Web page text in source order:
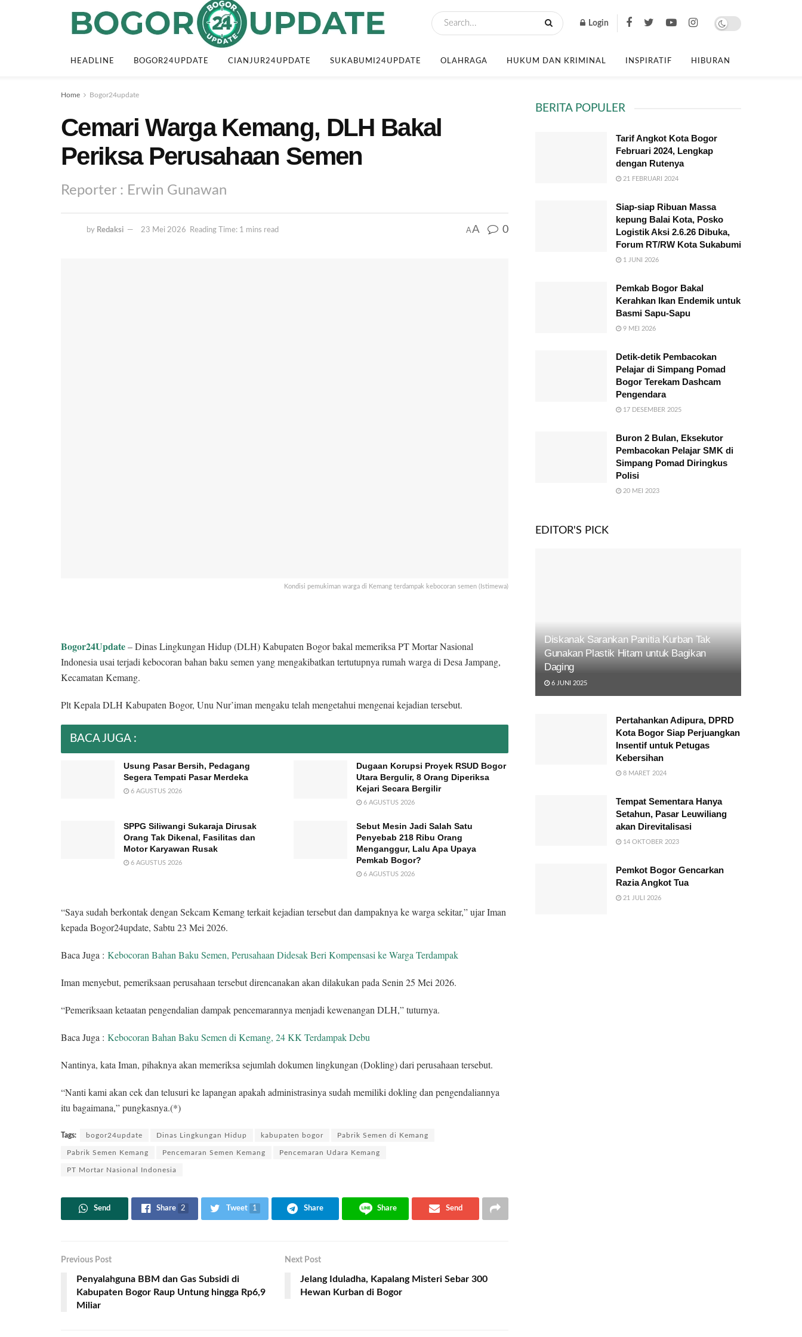
Login
HEADLINE BOGOR24UPDATE CIANJUR24UPDATE SUKABUMI24UPDATE OLAHRAGA HUKUM DAN KRIMINAL INSPIRATIF HIBURAN
Home Bogor24update
Cemari Warga Kemang, DLH Bakal
Periksa Perusahaan Semen
Reporter : Erwin Gunawan
by Redaksi 23 Mei 2026 Reading Time: 1 mins read AA 0
Kondisi pemukiman warga di Kemang terdampak kebocoran semen (Istimewa)
Bogor24Update– Dinas Lingkungan Hidup (DLH) Kabupaten Bogor bakal memeriksa PT Mortar Nasional
Indonesia usai terjadi kebocoran bahan baku semen yang mengakibatkan tertutupnya rumah warga di Desa Jampang,
Kecamatan Kemang.
Plt Kepala DLH Kabupaten Bogor, Unu Nur’iman mengaku telah mengetahui mengenai kejadian tersebut.
BACA JUGA :
Usung Pasar Bersih, Pedagang
Segera Tempati Pasar Merdeka
6 AGUSTUS 2026
Dugaan Korupsi Proyek RSUD Bogor
Utara Bergulir, 8 Orang Diperiksa
Kejari Secara Bergilir
6 AGUSTUS 2026
SPPG Siliwangi Sukaraja Dirusak
Orang Tak Dikenal, Fasilitas dan
Motor Karyawan Rusak
6 AGUSTUS 2026
Sebut Mesin Jadi Salah Satu
Penyebab 218 Ribu Orang
Menganggur, Lalu Apa Upaya
Pemkab Bogor?
6 AGUSTUS 2026
“Saya sudah berkontak dengan Sekcam Kemang terkait kejadian tersebut dan dampaknya ke warga sekitar,” ujar Iman
kepada Bogor24update, Sabtu 23 Mei 2026.
Baca Juga : Kebocoran Bahan Baku Semen, Perusahaan Didesak Beri Kompensasi ke Warga Terdampak
Iman menyebut, pemeriksaan perusahaan tersebut direncanakan akan dilakukan pada Senin 25 Mei 2026.
“Pemeriksaan ketaatan pengendalian dampak pencemarannya menjadi kewenangan DLH,” tuturnya.
Baca Juga : Kebocoran Bahan Baku Semen di Kemang, 24 KK Terdampak Debu
Nantinya, kata Iman, pihaknya akan memeriksa sejumlah dokumen lingkungan (Dokling) dari perusahaan tersebut.
“Nanti kami akan cek dan telusuri ke lapangan apakah administrasinya sudah memiliki dokling dan pengendaliannya
itu bagaimana,” pungkasnya.(*)
Tags: bogor24update Dinas Lingkungan Hidup kabupaten bogor Pabrik Semen di Kemang
Pabrik Semen Kemang Pencemaran Semen Kemang Pencemaran Udara Kemang
PT Mortar Nasional Indonesia
Send Share 2 Tweet 1 Share Share Send
Previous Post
Penyalahguna BBM dan Gas Subsidi di
Kabupaten Bogor Raup Untung hingga Rp6,9
Miliar
Next Post
Jelang Iduladha, Kapalang Misteri Sebar 300
Hewan Kurban di Bogor
BERITA POPULER
Tarif Angkot Kota Bogor
Februari 2024, Lengkap
dengan Rutenya
21 FEBRUARI 2024
Siap-siap Ribuan Massa
kepung Balai Kota, Posko
Logistik Aksi 2.6.26 Dibuka,
Forum RT/RW Kota Sukabumi
1 JUNI 2026
Pemkab Bogor Bakal
Kerahkan Ikan Endemik untuk
Basmi Sapu-Sapu
9 MEI 2026
Detik-detik Pembacokan
Pelajar di Simpang Pomad
Bogor Terekam Dashcam
Pengendara
17 DESEMBER 2025
Buron 2 Bulan, Eksekutor
Pembacokan Pelajar SMK di
Simpang Pomad Diringkus
Polisi
20 MEI 2023
EDITOR'S PICK
Diskanak Sarankan Panitia Kurban Tak
Gunakan Plastik Hitam untuk Bagikan
Daging
6 JUNI 2025
Pertahankan Adipura, DPRD
Kota Bogor Siap Perjuangkan
Insentif untuk Petugas
Kebersihan
8 MARET 2024
Tempat Sementara Hanya
Setahun, Pasar Leuwiliang
akan Direvitalisasi
14 OKTOBER 2023
Pemkot Bogor Gencarkan
Razia Angkot Tua
21 JULI 2026